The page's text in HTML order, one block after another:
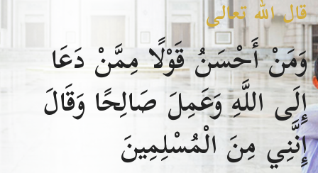
قال الله تعالى
وَمَنْ أَحْسَنُ قَوْلًا مِمَّنْ دَعَا
إِلَى اللَّهِ وَعَمِلَ صَالِحًا وَقَالَ
إِنَّنِي مِنَ الْمُسْلِمِينَ